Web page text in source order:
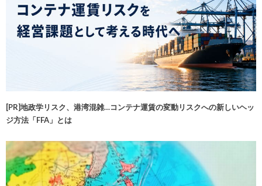
[PR]地政学リスク、港湾混雑…コンテナ運賃の変動リスクへの新しいヘッ
ジ方法「FFA」とは